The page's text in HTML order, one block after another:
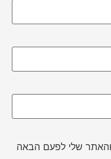
שלי לפעם הבאה